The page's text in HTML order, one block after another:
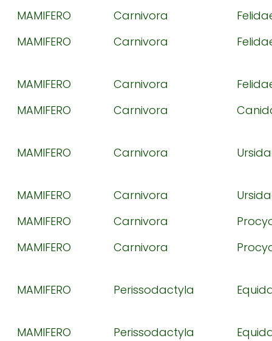
MAMIFERO Carnivora
MAMIFERO
Carnivora
MAMIFERO Carnivora
MAMIFERO
Carnivora
MAMIFERO Carnivora
MAMIFERO Carnivora
MAMIFERO
Carnivora
MAMIFERO
Carnivora
MAMIFERO Perissodactyla
MAMIFERO Perissodactyla